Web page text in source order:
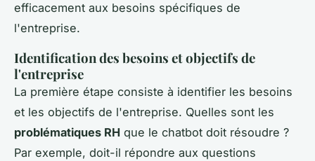
efficacement aux besoins spécifiques de
l'entreprise.
Identification des besoins et objectifs de
l'entreprise
La première étape consiste à identifier les besoins
et les objectifs de l'entreprise. Quelles sont les
problématiques RH que le chatbot doit résoudre ?
Par exemple, doit-il répondre aux questions